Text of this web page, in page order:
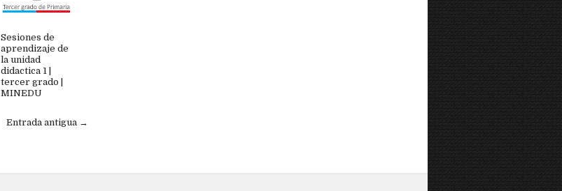
Sesiones de
aprendizaje de
la unidad
didactica 1 |
tercer grado |
MINEDU
Entrada antigua →